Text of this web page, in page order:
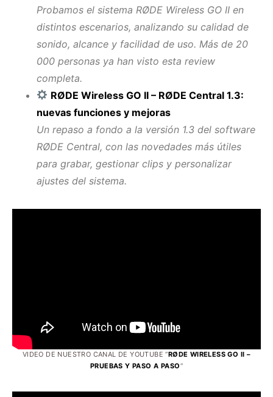
Probamos el sistema RØDE Wireless GO II en
distintos escenarios, analizando su calidad de
sonido, alcance y facilidad de uso. Más de 20
000 personas ya han visto esta review
completa.
RØDE Wireless GO II – RØDE Central 1.3:
nuevas funciones y mejoras
Un repaso a fondo a la versión 1.3 del software
RØDE Central, con las novedades más útiles
para grabar, gestionar clips y personalizar
ajustes del sistema.
VIDEO DE NUESTRO CANAL DE YOUTUBE “RØDE WIRELESS GO II –
PRUEBAS Y PASO A PASO“